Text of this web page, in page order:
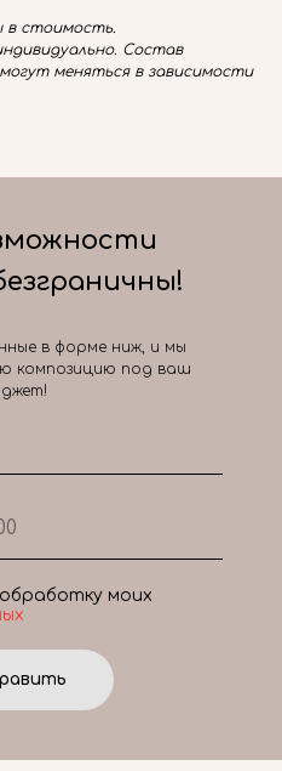
стоимость.
Состав
меняться в зависимости
моих
в форме ниж, и мы
композицию под ваш